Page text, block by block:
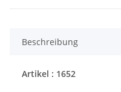
Beschreibung
Artikel : 1652